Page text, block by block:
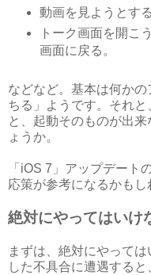
動画を見ようとす
トーク画面を開こ
画面に戻る。
などなど。基本は何か
ちる」ようです。それ
と、起動そのものが出
ょうか。
「iOS 7」アップデート
応策が参考になるかもし
絶対にやってはいけ
まずは、絶対にやって
した不具合に遭遇する